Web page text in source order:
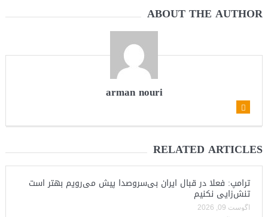
ABOUT THE AUTHOR
arman nouri
RELATED ARTICLES
ترامپ: فعلا در قبال ایران بی‌سروصدا پیش می‌رویم بهتر است
تنش‌زایی نکنیم
آگوست 09, 2026